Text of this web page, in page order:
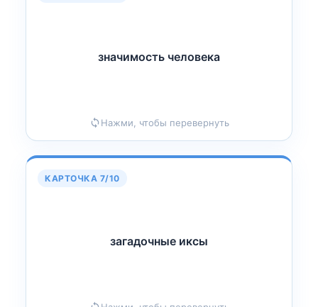
значимость человека
Нажми, чтобы перевернуть
зн
А
чимость человека
КАРТОЧКА 7/10
загадочные иксы
загадочные
И
ксы